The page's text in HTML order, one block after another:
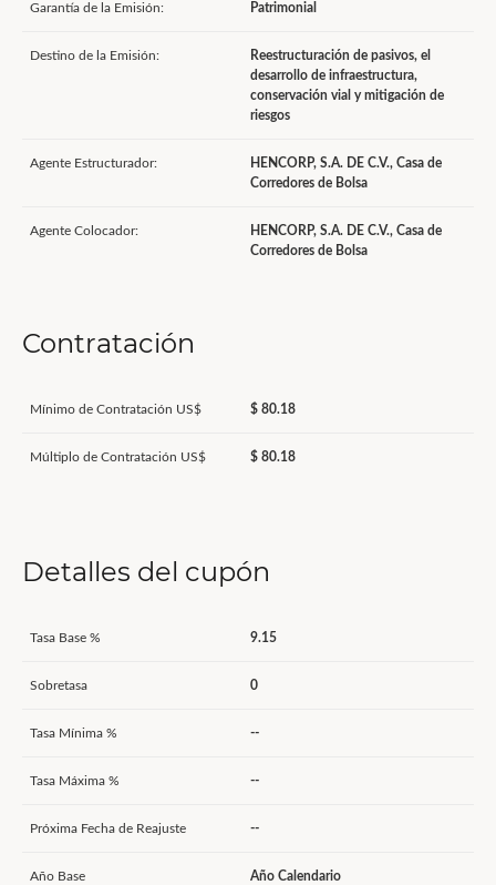
Garantía de la Emisión: Patrimonial
Destino de la Emisión:
Reestructuración de pasivos, el
desarrollo de infraestructura,
conservación vial y mitigación de
riesgos
Agente Estructurador:
HENCORP, S.A. DE C.V., Casa de
Corredores de Bolsa
Agente Colocador:
HENCORP, S.A. DE C.V., Casa de
Corredores de Bolsa
Contratación
Mínimo de Contratación US$ $ 80.18
Múltiplo de Contratación US$ $ 80.18
Detalles del cupón
Tasa Base % 9.15
Sobretasa 0
Tasa Mínima % --
Tasa Máxima % --
Próxima Fecha de Reajuste --
Año Base Año Calendario